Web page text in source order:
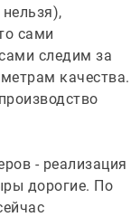
сами
следим за
качества.
- реализация
дорогие. По